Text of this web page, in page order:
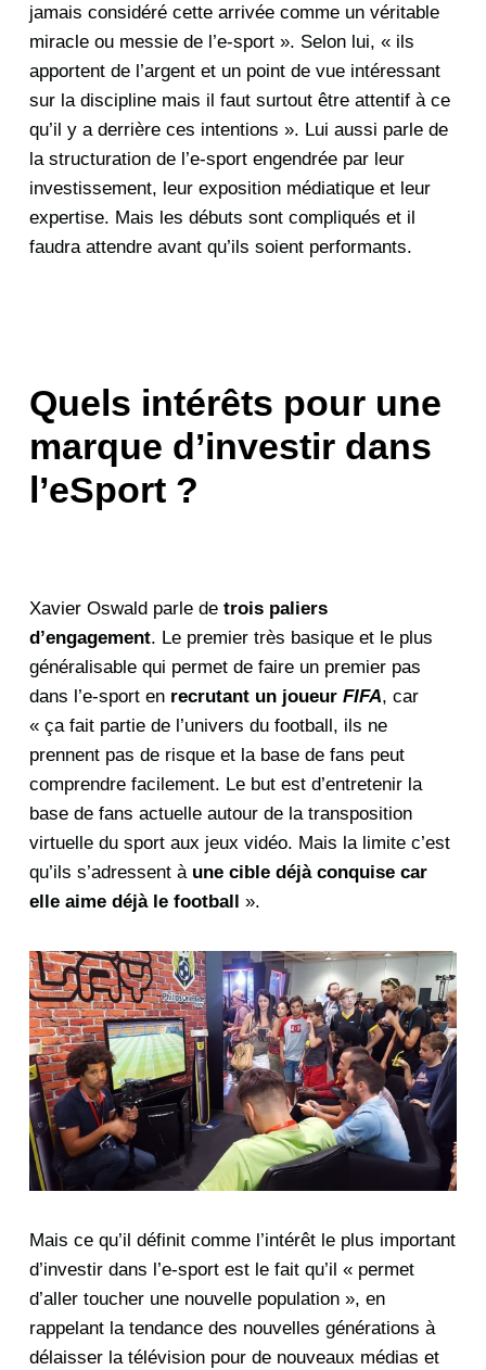
jamais considéré cette arrivée comme un véritable
miracle ou messie de l’e-sport ». Selon lui, « ils
apportent de l’argent et un point de vue intéressant
sur la discipline mais il faut surtout être attentif à ce
qu’il y a derrière ces intentions ». Lui aussi parle de
la structuration de l’e-sport engendrée par leur
investissement, leur exposition médiatique et leur
expertise. Mais les débuts sont compliqués et il
faudra attendre avant qu’ils soient performants.
Quels intérêts pour une
marque d’investir dans
l’eSport ?
Xavier Oswald parle detrois paliers
d’engagement. Le premier très basique et le plus
généralisable qui permet de faire un premier pas
dans l’e-sport en recrutant un joueurFIFA, car
« ça fait partie de l’univers du football, ils ne
prennent pas de risque et la base de fans peut
comprendre facilement. Le but est d’entretenir la
base de fans actuelle autour de la transposition
virtuelle du sport aux jeux vidéo. Mais la limite c’est
qu’ils s’adressent à une cible déjà conquise car
elle aime déjà le football ».
Mais ce qu’il définit comme l’intérêt le plus important
d’investir dans l’e-sport est le fait qu’il « permet
d’aller toucher une nouvelle population », en
rappelant la tendance des nouvelles générations à
délaisser la télévision pour de nouveaux médias et